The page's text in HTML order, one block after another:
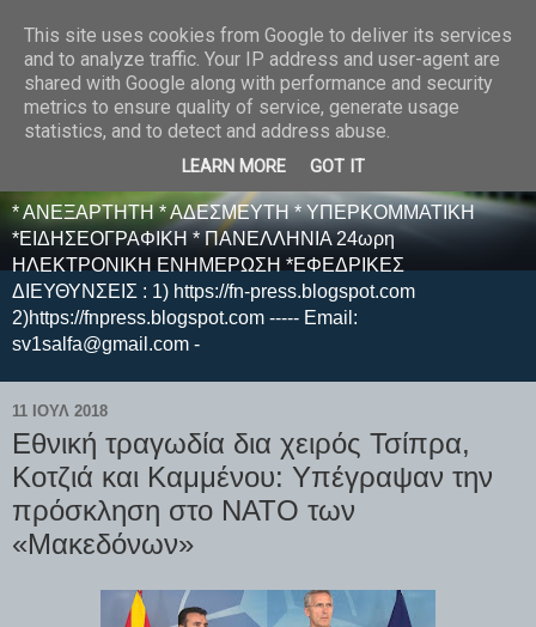
E F E N P R E S S -
ΗΛΕΚΤΡΟΝΙΚΗ
ΕΦΗΜΕΡΙΔΑ
* ΑΝΕΞΑΡΤΗΤΗ * ΑΔΕΣΜΕΥΤΗ * ΥΠΕΡΚΟΜΜΑΤΙΚΗ
*ΕΙΔΗΣΕΟΓΡΑΦΙΚΗ * ΠΑΝΕΛΛΗΝΙΑ 24ωρη
ΗΛΕΚΤΡΟΝΙΚΗ ΕΝΗΜΕΡΩΣΗ *ΕΦΕΔΡΙΚΕΣ
ΔΙΕΥΘΥΝΣΕΙΣ : 1) https://fn-press.blogspot.com
2)https://fnpress.blogspot.com ----- Email:
sv1salfa@gmail.com -
11 ΙΟΥΛ 2018
Εθνική τραγωδία δια χειρός Τσίπρα,
Κοτζιά και Καμμένου: Υπέγραψαν την
πρόσκληση στο ΝΑΤΟ των
«Μακεδόνων»
This site uses cookies from Google to deliver its services
and to analyze traffic. Your IP address and user-agent are
shared with Google along with performance and security
metrics to ensure quality of service, generate usage
statistics, and to detect and address abuse.
LEARN MORE GOT IT